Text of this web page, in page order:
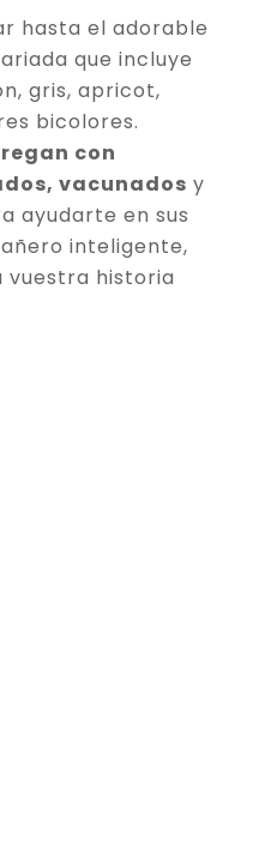
hasta el adorable
que incluye
gris, apricot,
bicolores.
con
vacunados y
ayudarte en sus
inteligente,
vuestra historia